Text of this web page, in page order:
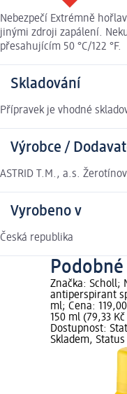
Nebezpečí Extrémně
jinými zdroji zapálení.
přesahujícím 50 °C/122 °F.
Skladování
Přípravek je vhodné
Výrobce /
ASTRID T.M., a.s.
Vyrobeno v
Česká republika
Značka: Scholl;
antiperspirant
ml; Cena:
150 ml (79,33
Dostupnost:
Skladem,